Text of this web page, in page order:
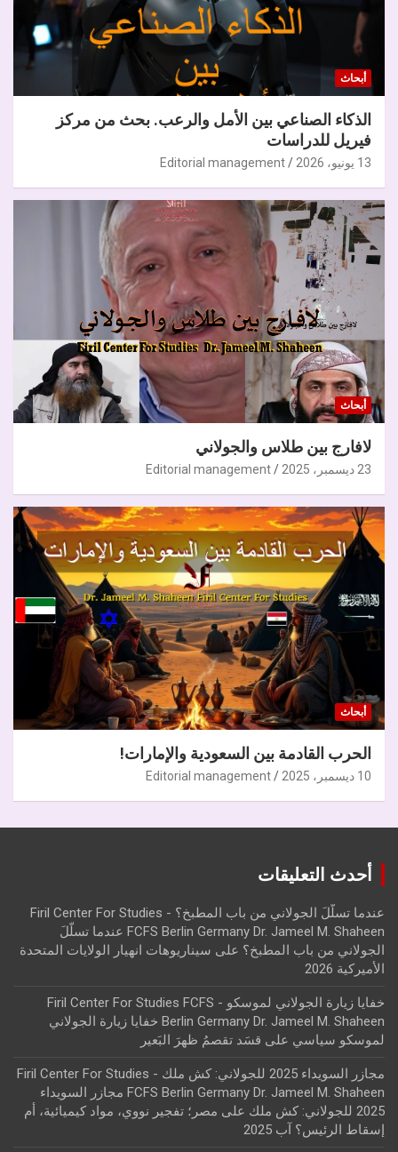
أبحاث
الذكاء الصناعي بين الأمل والرعب. بحث من مركز
فيريل للدراسات
13 يونيو، 2026 Editorial management
أبحاث
لافارج بين طلاس والجولاني
23 ديسمبر، 2025 Editorial management
أبحاث
الحرب القادمة بين السعودية والإمارات!
10 ديسمبر، 2025 Editorial management
أحدث التعليقات
عندما تسلّلَ الجولاني من باب المطبخ؟ - Firil Center For Studies
FCFS Berlin Germany Dr. Jameel M. Shaheen عندما تسلّلَ
الجولاني من باب المطبخ؟ على سيناريوهات انهيار الولايات المتحدة
الأميركية 2026
خفايا زيارة الجولاني لموسكو - Firil Center For Studies FCFS
Berlin Germany Dr. Jameel M. Shaheen خفايا زيارة الجولاني
لموسكو سياسي على قسَد تقصمُ ظهرَ البَعير
مجازر السويداء 2025 للجولاني: كش ملك - Firil Center For Studies
FCFS Berlin Germany Dr. Jameel M. Shaheen مجازر السويداء
2025 للجولاني: كش ملك
على مصر؛ تفجير نووي، مواد كيميائية، أم
إسقاط الرئيس؟ آب 2025